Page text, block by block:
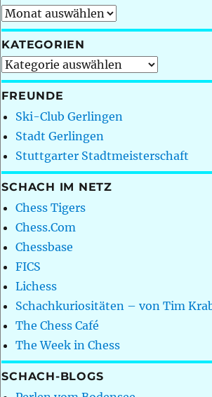
Archiv
KATEGORIEN
Kategorien
FREUNDE
Ski-Club Gerlingen
Stadt Gerlingen
Stuttgarter Stadtmeisterschaft
SCHACH IM NETZ
Chess Tigers
Chess.Com
Chessbase
FICS
Lichess
Schachkuriositäten – von Tim
The Chess Café
The Week in Chess
SCHACH-BLOGS